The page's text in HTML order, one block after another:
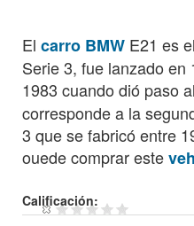
El carro BMW E21 es
Serie 3, fue lanzado
1983 cuando dió paso al
corresponde a la
3 que se fabricó entre
ouede comprar este
Calificación: